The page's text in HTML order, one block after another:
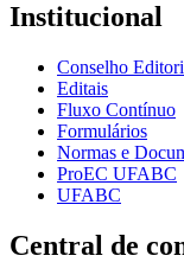
Institucional
Conselho
Editais
Fluxo Contínuo
Formulários
Normas e
ProEC UFABC
UFABC
Central de